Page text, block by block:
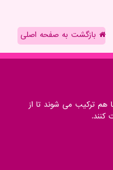
بازگشت به صفحه اصلی
هم ترکیب می شوند تا از
کنند.